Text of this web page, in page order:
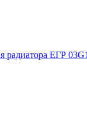
радиатора ЕГР